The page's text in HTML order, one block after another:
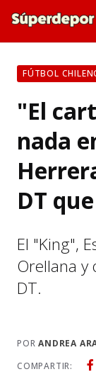
FÚTBOL
"El
nada
DT
El "King",
Orellana y
DT.
PORANDREA
COMPARTIR: